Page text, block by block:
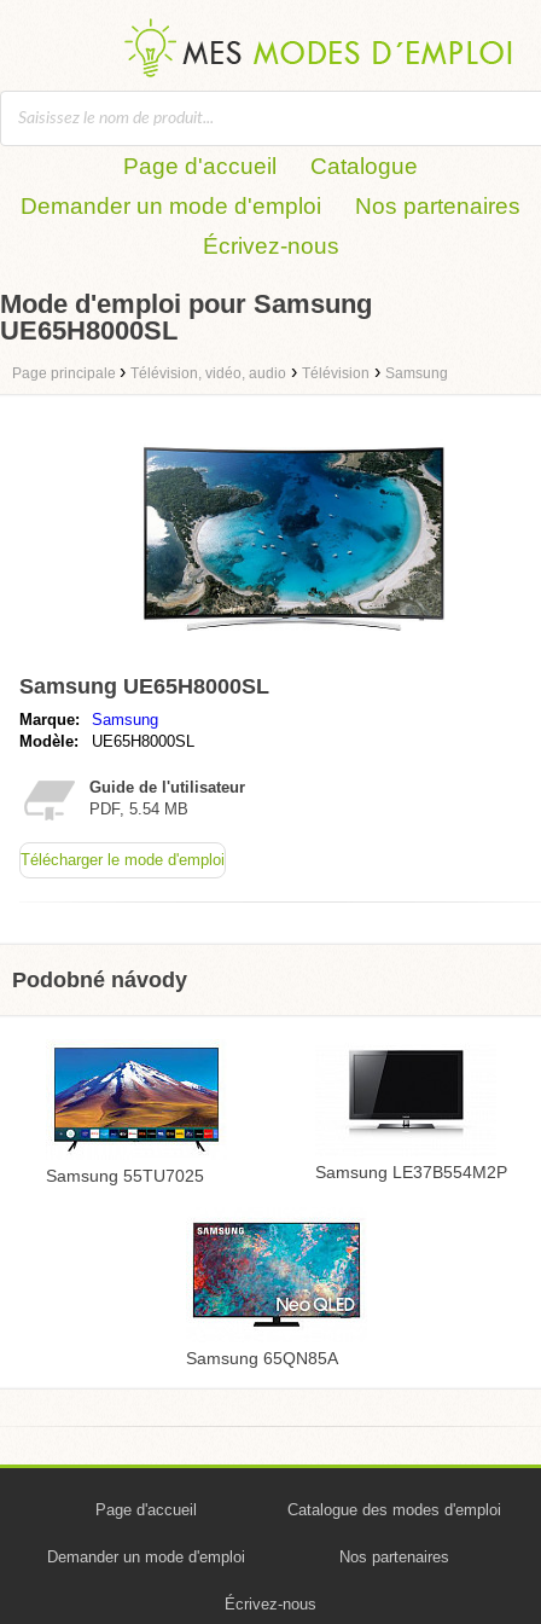
Page d'accueil
Catalogue
Demander un mode d'emploi
Nos partenaires
Écrivez-nous
Mode d'emploi pour Samsung
UE65H8000SL
Page principale › Télévision, vidéo, audio › Télévision › Samsung
Samsung UE65H8000SL
Marque:
Samsung
Modèle:
UE65H8000SL
Guide de l'utilisateur
PDF, 5.54 MB
Télécharger le mode d'emploi
Podobné návody
Samsung 55TU7025 Samsung LE37B554M2P
Samsung 65QN85A
Page d'accueil Catalogue des modes d'emploi
Demander un mode d'emploi Nos partenaires
Écrivez-nous